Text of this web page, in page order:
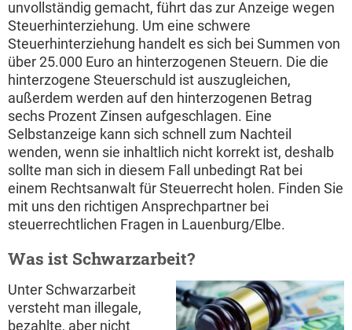
unvollständig gemacht, führt das zur Anzeige wegen
Steuerhinterziehung. Um eine schwere
Steuerhinterziehung handelt es sich bei Summen von
über 25.000 Euro an hinterzogenen Steuern. Die die
hinterzogene Steuerschuld ist auszugleichen,
außerdem werden auf den hinterzogenen Betrag
sechs Prozent Zinsen aufgeschlagen. Eine
Selbstanzeige kann sich schnell zum Nachteil
wenden, wenn sie inhaltlich nicht korrekt ist, deshalb
sollte man sich in diesem Fall unbedingt Rat bei
einem Rechtsanwalt für Steuerrecht holen. Finden Sie
mit uns den richtigen Ansprechpartner bei
steuerrechtlichen Fragen in Lauenburg/Elbe.
Was ist Schwarzarbeit?
Unter Schwarzarbeit
versteht man illegale,
bezahlte, aber nicht